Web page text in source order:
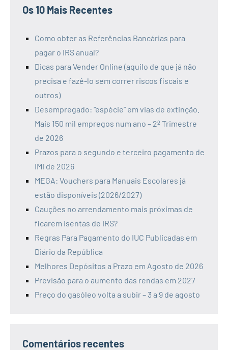
Os 10 Mais Recentes
Como obter as Referências Bancárias para
pagar o IRS anual?
Dicas para Vender Online (aquilo de que já não
precisa e fazê-lo sem correr riscos fiscais e
outros)
Desempregado: “espécie” em vias de extinção.
Mais 150 mil empregos num ano – 2º Trimestre
de 2026
Prazos para o segundo e terceiro pagamento de
IMI de 2026
MEGA: Vouchers para Manuais Escolares já
estão disponíveis (2026/2027)
Cauções no arrendamento mais próximas de
ficarem isentas de IRS?
Regras Para Pagamento do IUC Publicadas em
Diário da República
Melhores Depósitos a Prazo em Agosto de 2026
Previsão para o aumento das rendas em 2027
Preço do gasóleo volta a subir – 3 a 9 de agosto
Comentários recentes